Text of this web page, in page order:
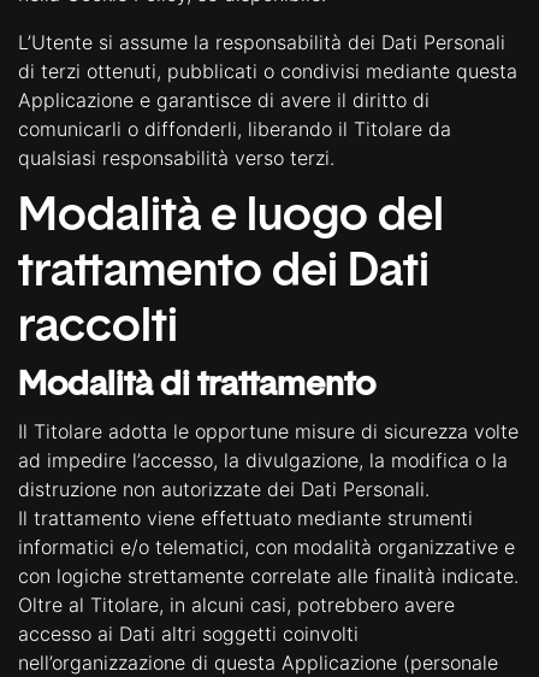
L’Utente si assume la responsabilità dei Dati Personali
di terzi ottenuti, pubblicati o condivisi mediante questa
Applicazione e garantisce di avere il diritto di
comunicarli o diffonderli, liberando il Titolare da
qualsiasi responsabilità verso terzi.
Modalità e luogo del
trattamento dei Dati
raccolti
Modalità di trattamento
Il Titolare adotta le opportune misure di sicurezza volte
ad impedire l’accesso, la divulgazione, la modifica o la
distruzione non autorizzate dei Dati Personali.
Il trattamento viene effettuato mediante strumenti
informatici e/o telematici, con modalità organizzative e
con logiche strettamente correlate alle finalità indicate.
Oltre al Titolare, in alcuni casi, potrebbero avere
accesso ai Dati altri soggetti coinvolti
nell’organizzazione di questa Applicazione (personale